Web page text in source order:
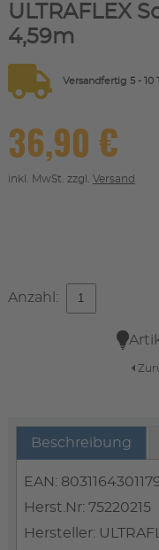
ULTRAFLEX
4,59m
Versandfertig 5 - 10
36,90 €
inkl. MwSt. zzgl. Versand
Anzahl:
Beschreibung
EAN:
Herst.Nr: 75220215
Hersteller: